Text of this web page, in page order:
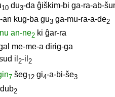
10 du3-da ĝiškim-bi ga-ra-ab-
an kug-ba gu3 ga-mu-ra-a-de2
an-ne2 ki ĝar-ra
me-me-a dirig-ga
il 2-il 2
7 šeg12 gi4-a-bi-še3
2